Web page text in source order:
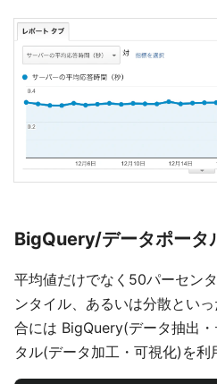
BigQuery/データポータ
平均値だけでなく50パーセン
ンタイル、あるいは分散とい
合には BigQuery(データ抽出
タル(データ加工・可視化)を利